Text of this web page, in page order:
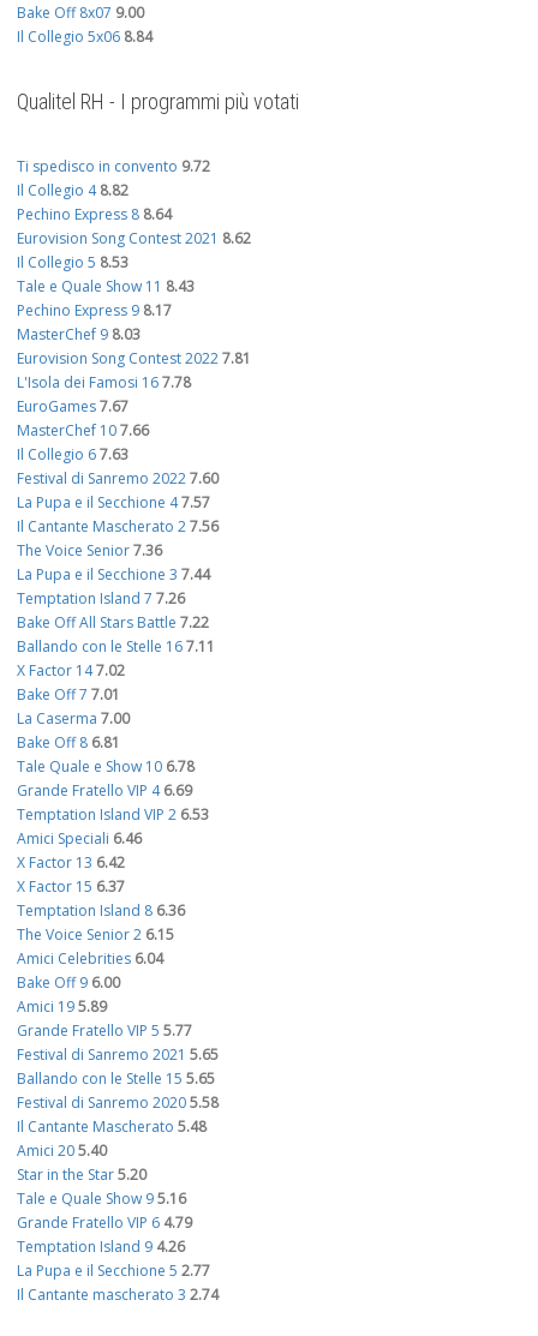
Bake Off 8x07 9.00
Il Collegio 5x06 8.84
Qualitel RH - I programmi più votati
Ti spedisco in convento 9.72
Il Collegio 4 8.82
Pechino Express 8 8.64
Eurovision Song Contest 2021 8.62
Il Collegio 5 8.53
Tale e Quale Show 11 8.43
Pechino Express 9 8.17
MasterChef 9 8.03
Eurovision Song Contest 20227.81
L'Isola dei Famosi 167.78
EuroGames7.67
MasterChef 107.66
Il Collegio 67.63
Festival di Sanremo 20227.60
La Pupa e il Secchione 47.57
Il Cantante Mascherato 27.56
The Voice Senior7.36
La Pupa e il Secchione 3 7.44
Temptation Island 7 7.26
Bake Off All Stars Battle 7.22
Ballando con le Stelle 167.11
X Factor 147.02
Bake Off 7 7.01
La Caserma 7.00
Bake Off 8 6.81
Tale Quale e Show 10 6.78
Grande Fratello VIP 4 6.69
Temptation Island VIP 2 6.53
Amici Speciali 6.46
X Factor 13 6.42
X Factor 15 6.37
Temptation Island 8 6.36
The Voice Senior 2 6.15
Amici Celebrities 6.04
Bake Off 9 6.00
Amici 195.89
Grande Fratello VIP 5 5.77
Festival di Sanremo 2021 5.65
Ballando con le Stelle 15 5.65
Festival di Sanremo 20205.58
Il Cantante Mascherato 5.48
Amici 205.40
Star in the Star5.20
Tale e Quale Show 95.16
Grande Fratello VIP 6 4.79
Temptation Island 9 4.26
La Pupa e il Secchione 5 2.77
Il Cantante mascherato 3 2.74